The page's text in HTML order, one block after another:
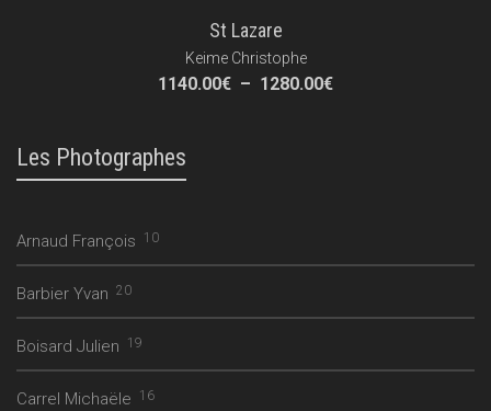
St Lazare
Keime Christophe
1140.00€ – 1280.00€Plage
Les Photographes
Arnaud François 10
Barbier Yvan 20
Boisard Julien 19
Carrel Michaële 16